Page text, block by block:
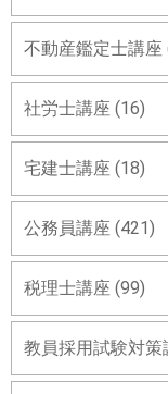
不動産鑑定士講座
社労士講座 (16)
宅建士講座 (18)
公務員講座 (421)
税理士講座 (99)
教員採用試験対策